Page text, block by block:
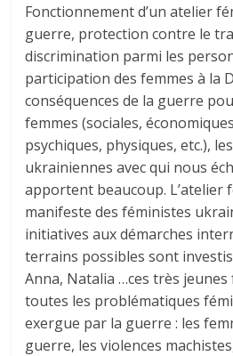
Fonctionnement d’un atelier
guerre, protection contre le
discrimination parmi les
participation des femmes à la
conséquences de la guerre
femmes (sociales,
psychiques, physiques, etc.),
ukrainiennes avec qui nous
apportent beaucoup. L’atelier
manifeste des féministes
initiatives aux démarches
terrains possibles sont
Anna, Natalia …ces très
toutes les problématiques
exergue par la guerre : les
guerre, les violences